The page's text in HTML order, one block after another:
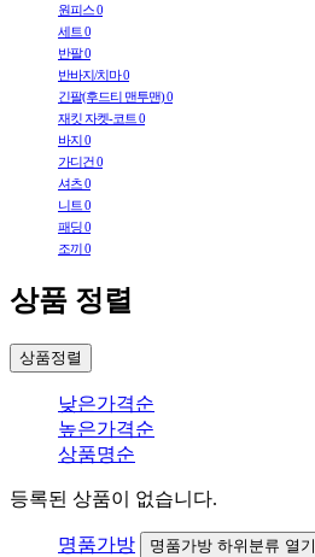
원피스0
세트 0
반팔0
반바지/치마0
긴팔(후드티 맨투맨)0
재킷 자켓-코트 0
바지0
가디건0
셔츠0
니트 0
패딩0
조끼0
상품 정렬
상품정렬
낮은가격순
높은가격순
상품명순
등록된 상품이 없습니다.
명품가방 명품가방 하위분류 열기